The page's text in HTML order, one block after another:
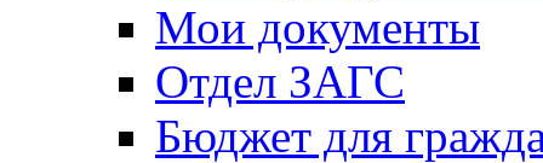
Мои документы
Отдел ЗАГС
Бюджет для